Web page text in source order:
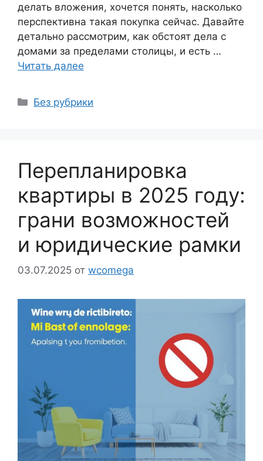
делать вложения, хочется понять, насколько
перспективна такая покупка сейчас. Давайте
детально рассмотрим, как обстоят дела с
домами за пределами столицы, и есть …
Читать далее
Рубрики
Без рубрики
Перепланировка
квартиры в 2025 году:
грани возможностей
и юридические рамки
03.07.2025 от wcomega